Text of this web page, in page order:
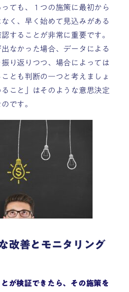
ても、１つの施策に最初から
く、早く始めて見込みがある
することが非常に重要です。
なかった場合、データによる
り返りつつ、場合によっては
とも判断の一つと考えましょ
こと」はそのような意思決定
です。
改善とモニタリング
が検証できたら、その施策を